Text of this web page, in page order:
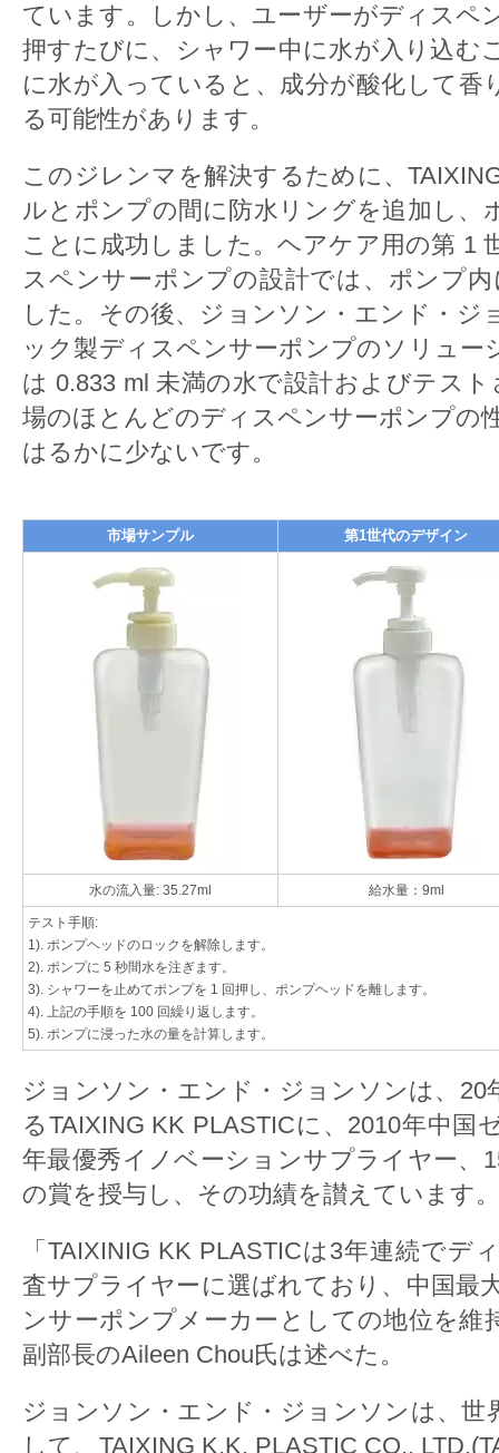
ています。しかし、ユーザーがディスペ
押すたびに、シャワー中に水が入り込む
に水が入っていると、成分が酸化して香
る可能性があります。
このジレンマを解決するために、
ルとポンプの間に防水リングを追加し、
ことに成功しました。ヘアケア用の第 1
スペンサーポンプの設計では、ポンプ
した。その後、ジョンソン・エンド・ジ
ック製ディスペンサーポンプのソリュー
は 0.833 ml 未満の水で設計およびテス
場のほとんどのディスペンサーポンプの
はるかに少ないです。
市場サンプル 第1世代のデザイン
水の流入量: 35.27ml 給水量：9ml
テスト手順:
1). ポンプヘッドのロックを解除します。
2). ポンプに 5 秒間水を注ぎます。
3). シャワーを止めてポンプを 1 回押し、ポンプヘッドを離します。
4). 上記の手順を 100 回繰り返します。
5). ポンプに浸った水の量を計算します。
ジョンソン・エンド・ジョンソンは、20
るTAIXING KK PLASTICに、2010年中国
年最優秀イノベーションサプライヤー、
の賞を授与し、その功績を讃えています。
「TAIXINIG KK PLASTICは3年連続で
査サプライヤーに選ばれており、中国最
ンサーポンプメーカーとしての地位を維
副部長のAileen Chou氏は述べた。
ジョンソン・エンド・ジョンソンは、世
して、TAIXING K.K. PLASTIC CO.,